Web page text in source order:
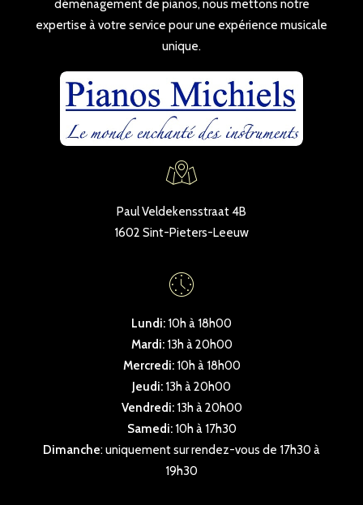
déménagement de pianos, nous mettons notre
expertise à votre service pour une expérience musicale
unique.
Paul Veldekensstraat 4B
1602 Sint-Pieters-Leeuw
Lundi: 10h à 18h00
Mardi:13h à 20h00
Mercredi:10h à 18h00
Jeudi: 13h à 20h00
Vendredi:13h à 20h00
Samedi:10h à 17h30
Dimanche: uniquement sur rendez-vous de 17h30 à
19h30